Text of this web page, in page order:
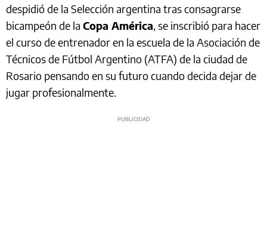
despidió de la Selección argentina tras consagrarse
bicampeón de la Copa América, se inscribió para hacer
el curso de entrenador en la escuela de la Asociación de
Técnicos de Fútbol Argentino (ATFA) de la ciudad de
Rosario pensando en su futuro cuando decida dejar de
jugar profesionalmente.